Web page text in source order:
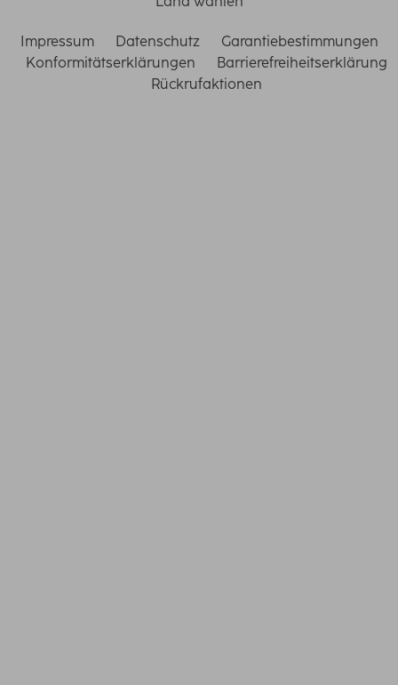
Impressum Datenschutz
Garantiebestimmungen
Konformitätserklärungen
Barrierefreiheitserklärung
Rückrufaktionen